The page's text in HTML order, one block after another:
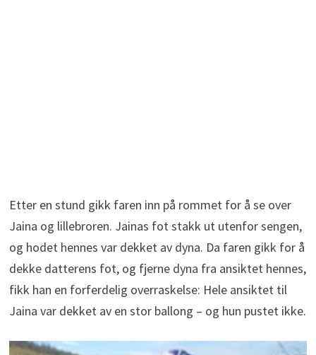
Etter en stund gikk faren inn på rommet for å se over
Jaina og lillebroren. Jainas fot stakk ut utenfor sengen,
og hodet hennes var dekket av dyna. Da faren gikk for å
dekke datterens fot, og fjerne dyna fra ansiktet hennes,
fikk han en forferdelig overraskelse: Hele ansiktet til
Jaina var dekket av en stor ballong – og hun pustet ikke.